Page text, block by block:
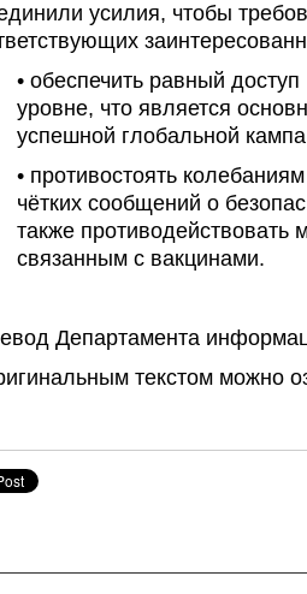
усилия, чтобы
• обеспечить равный
уровне, что является
успешной глобальной
• противостоять
чётких сообщений о
также
связанным с вакцинами.
Департамента
текстом можно